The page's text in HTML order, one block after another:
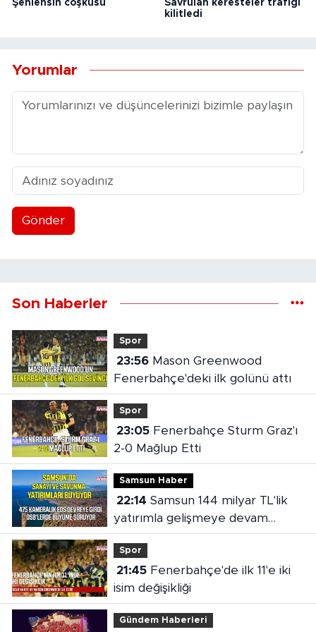
Şenlensin coşkusu
Savrulan keresteler trafiği
kilitledi
Yorumlar
Gönder
Son Haberler
Spor
23:56Mason Greenwood
Fenerbahçe'deki ilk golünü attı
Spor
23:05Fenerbahçe Sturm Graz'ı
2-0 Mağlup Etti
Samsun Haber
22:14
yatırımla gelişmeye devam
ediyor
Spor
21:45Fenerbahçe'de ilk 11'e iki
isim değişikliği
Gündem Haberleri